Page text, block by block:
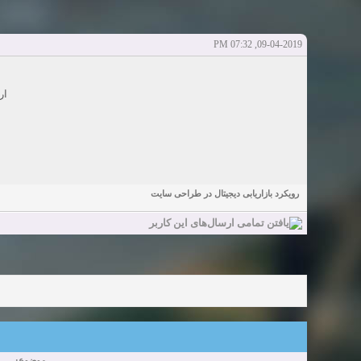
شروع کننده: elmi.alireza70 آخرین ارسال توسط: elmi.alireza70 پاسخ ها:0
Girls in your town for night - Real-life Females
09-04-2019, 07:32 PM
رویکرد بازاریابی دیجیتال در طراحی سایت